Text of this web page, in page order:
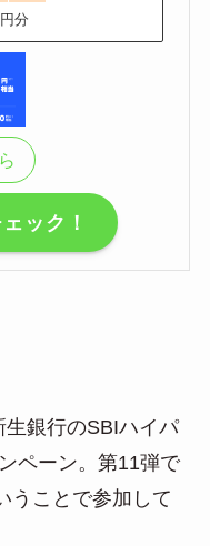
分
ック！
銀行のSBIハイパ
ペーン。第11弾で
うことで参加して